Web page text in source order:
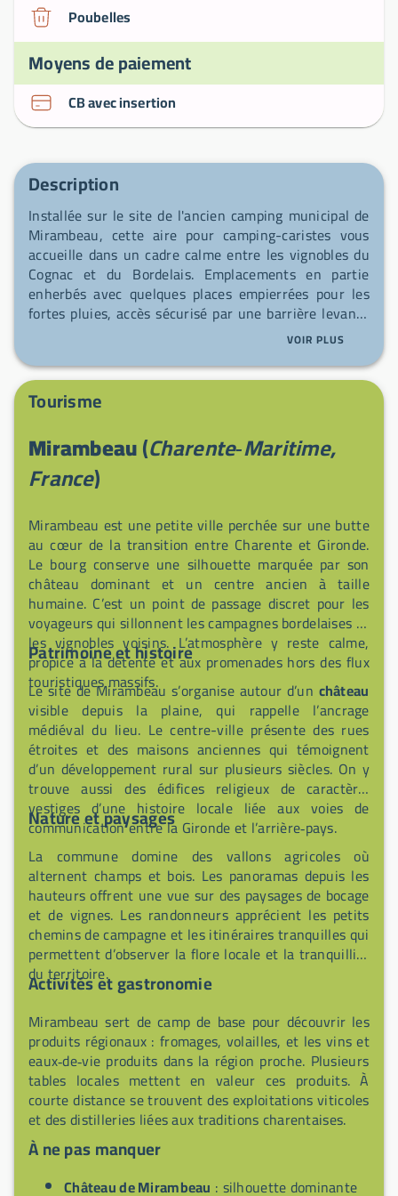
Poubelles
Moyens de paiement
CB avec insertion
Description
Installée sur le site de l'ancien camping municipal de
Mirambeau, cette aire pour camping-caristes vous
accueille dans un cadre calme entre les vignobles du
Cognac et du Bordelais. Emplacements en partie
enherbés avec quelques places empierrées pour les
fortes pluies, accès sécurisé par une barrière levante
avec contrôle d'entrée. Sur place : borne de vidange
(eaux grises et noires), point de ravitaillement en eau
potable et raccordement électrique, ainsi que des
emplacements de stationnement adaptés. À quelques
minutes à pied vous trouverez un Super U, un hôtel-
saison, animations musicales au Bar le Central,
pizzaiolo le jeudi, foodtruck kebabs le mercredi et le
marché local le samedi matin. Pour les loisirs, aire de
tennis sont à proximité, tout comme plusieurs édifices
religieux (églises Saint-Martin du Petit Niort, Notre-
Dame de l'Assomption et Notre-Dame de Mirambeau)
et une halte jacquaire près de l'église médiévale.
VOIR PLUS
Tourisme
Mirambeau(Charente‑Maritime,
France)
Mirambeau est une petite ville perchée sur une butte
au cœur de la transition entre Charente et Gironde.
Le bourg conserve une silhouette marquée par son
château dominant et un centre ancien à taille
humaine. C’est un point de passage discret pour les
voyageurs qui sillonnent les campagnes bordelaises et
les vignobles voisins. L’atmosphère y reste calme,
propice à la détente et aux promenades hors des flux
touristiques massifs.
Patrimoine et histoire
Le site de Mirambeau s’organise autour d’un château
visible depuis la plaine, qui rappelle l’ancrage
médiéval du lieu. Le centre-ville présente des rues
étroites et des maisons anciennes qui témoignent
d’un développement rural sur plusieurs siècles. On y
trouve aussi des édifices religieux de caractère,
vestiges d’une histoire locale liée aux voies de
communication entre la Gironde et l’arrière‑pays.
Nature et paysages
La commune domine des vallons agricoles où
alternent champs et bois. Les panoramas depuis les
hauteurs offrent une vue sur des paysages de bocage
et de vignes. Les randonneurs apprécient les petits
chemins de campagne et les itinéraires tranquilles qui
permettent d’observer la flore locale et la tranquillité
du territoire.
Activités et gastronomie
Mirambeau sert de camp de base pour découvrir les
produits régionaux : fromages, volailles, et les vins et
eaux‑de‑vie produits dans la région proche. Plusieurs
tables locales mettent en valeur ces produits. À
courte distance se trouvent des exploitations viticoles
et des distilleries liées aux traditions charentaises.
À ne pas manquer
Château de Mirambeau : silhouette dominante